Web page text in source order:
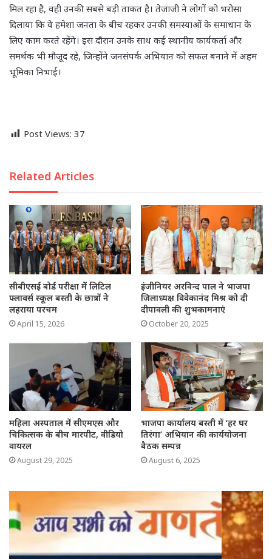
मिल रहा है, वही उनकी सबसे बड़ी ताकत है। तेजाजी ने लोगों को भरोसा
दिलाया कि वे हमेशा जनता के बीच रहकर उनकी समस्याओं के समाधान के
लिए काम करते रहेंगे। इस दौरान उनके साथ कई स्थानीय कार्यकर्ता और
समर्थक भी मौजूद रहे, जिन्होंने जनसंपर्क अभियान को सफल बनाने में अहम
भूमिका निभाई।
Post Views: 37
Related Articles
सीबीएसई बोर्ड परीक्षा में लिटिल
फ्लावर्स स्कूल बस्ती के छात्रों ने
लहराया परचम
April 15, 2026
इंजीनियर अरविन्द पाल ने भाजपा
जिलाध्यक्ष विवेकानंद मिश्र को दी
दीपावली की शुभकामनाएं
October 20, 2025
महिला अस्पताल में सीएमएस और
चिकित्सक के बीच मारपीट, वीडियो
वायरल
August 29, 2025
भाजपा कार्यालय बस्ती में ‘हर घर
तिरंगा’ अभियान की कार्ययोजना
बैठक सम्पन्न
August 6, 2025